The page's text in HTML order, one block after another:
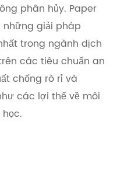
phân hủy. Paper
giải pháp
trong ngành dịch
các tiêu chuẩn an
chống rò rỉ và
các lợi thế về môi